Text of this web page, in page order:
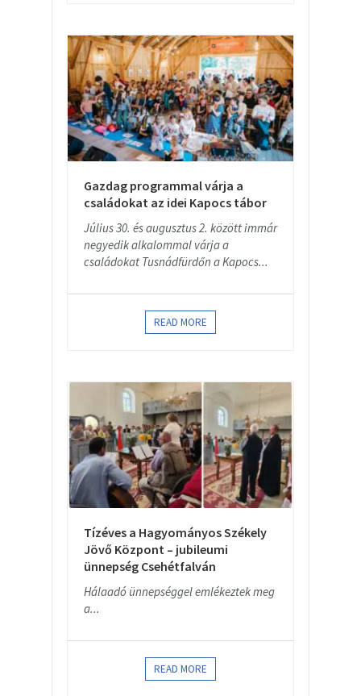
Gazdag programmal várja a
családokat az idei Kapocs tábor
Július 30. és augusztus 2. között immár
negyedik alkalommal várja a
családokat Tusnádfürdőn a Kapocs...
READ MORE
Tízéves a Hagyományos Székely
Jövő Központ – jubileumi
ünnepség Csehétfalván
Hálaadó ünnepséggel emlékeztek meg
a...
READ MORE